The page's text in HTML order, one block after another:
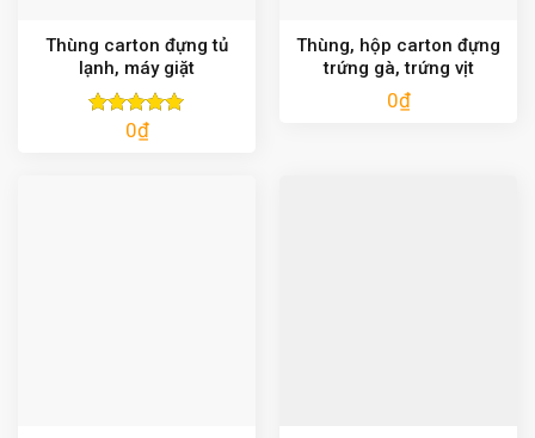
Thùng carton đựng tủ
lạnh, máy giặt
Được xếp
0₫
Thùng, hộp carton đựng
trứng gà, trứng vịt
0₫